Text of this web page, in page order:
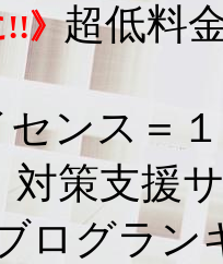
!!》超低料
ンス＝
対策支援
ログラン